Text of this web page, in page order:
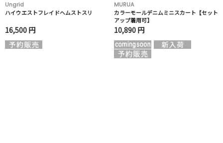
Ungrid
ハイウエストフレイドヘムストスリ
16,500 円
MURUA
カラーモールデニムミニスカート【セット
アップ着用可】
10,890 円